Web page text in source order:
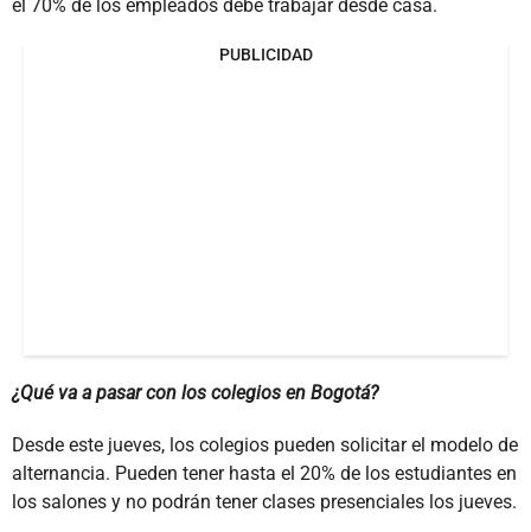
el 70% de los empleados debe trabajar desde casa.
PUBLICIDAD
¿Qué va a pasar con los colegios en Bogotá?
Desde este jueves, los colegios pueden solicitar el modelo de
alternancia. Pueden tener hasta el 20% de los estudiantes en
los salones y no podrán tener clases presenciales los jueves.